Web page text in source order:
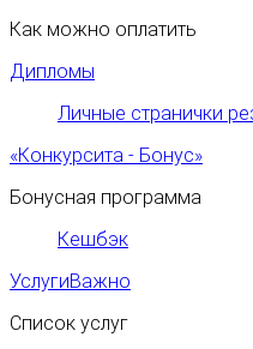
Как можно оплатить
Дипломы
Личные странички
«Конкурсита - Бонус»
Бонусная программа
Кешбэк
УслугиВажно
Список услуг